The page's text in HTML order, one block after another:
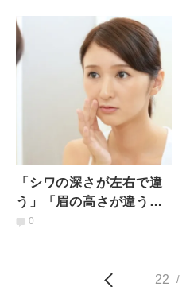
「シワの深さが左右で違
う」「眉の高さが違う」
顔の左右差や歪みを整え
0
22 /